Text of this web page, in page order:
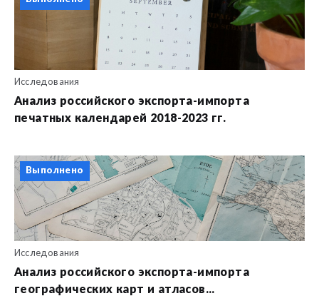
Исследования
Анализ российского экспорта-импорта
печатных календарей 2018-2023 гг.
Выполнено
Исследования
Анализ российского экспорта-импорта
географических карт и атласов...